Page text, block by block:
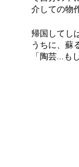
介しての物
帰国してし
うちに、蘇
「陶芸...も